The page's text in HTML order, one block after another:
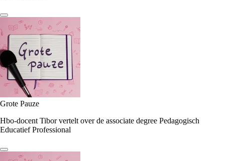
Grote Pauze
Hbo-docent Tibor vertelt over de associate degree Pedagogisch
Educatief Professional